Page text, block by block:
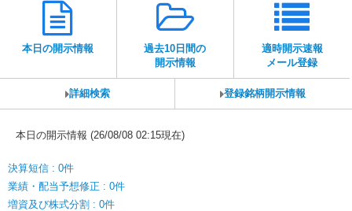
本日の開示情報
過去10日間の
開示情報
適時開示速報
メール登録
詳細検索 登録銘柄開示情報
本日の開示情報 (26/08/08 02:15現在)
決算短信 : 0件
業績・配当予想修正 : 0件
増資及び株式分割 : 0件